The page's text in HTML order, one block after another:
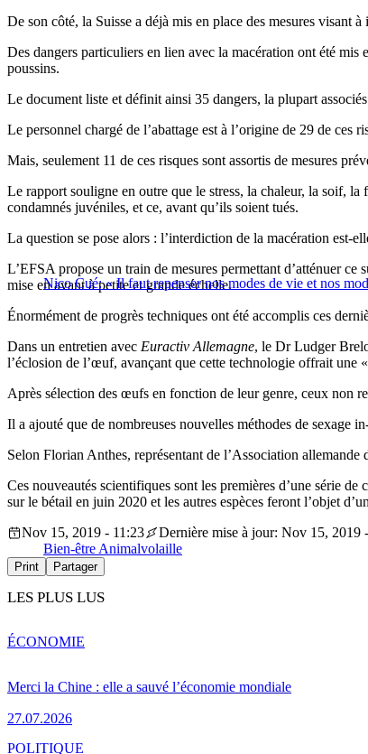
De son côté, la Suisse a déjà mis en place des mesures visant
Des dangers particuliers en lien avec la macération ont été
poussins.
Le document liste et définit ainsi 35 dangers, la plupart
Le personnel chargé de l’abattage est à l’origine de 29 de ces
Mais, seulement 11 de ces risques sont assortis de mesures
Le rapport souligne en outre que le stress, la chaleur, la soif,
condamnés juvéniles, et ce, avant qu’ils soient tués.
La question se pose alors : l’interdiction de la macération est-
Nico Cué: « Il faut repenser nos modes de vie et nos
L’EFSA propose un train de mesures permettant d’atténuer
mise en avant à petite et grande échelle.
Énormément de progrès techniques ont été accomplis ces
Dans un entretien avec Euractiv Allemagne, le Dr Ludger
l’éclosion de l’œuf, avançant que cette technologie offrait une
Après sélection des œufs en fonction de leur genre, ceux non
Il a ajouté que de nombreuses nouvelles méthodes de sexage
Selon Florian Anthes, représentant de l’Association
Ces nouveautés scientifiques sont les premières d’une série
sur le bétail en juin 2020 et les autres espèces feront l’objet
Nov 15, 2019 - 11:23
Dernière mise à jour: Nov 15, 2019
Bien-être Animalvolaille
Print Partager
LES PLUS LUS
Merci la Chine : elle a sauvé l’économie mondiale
27.07.2026
ÉCONOMIE
POLITIQUE